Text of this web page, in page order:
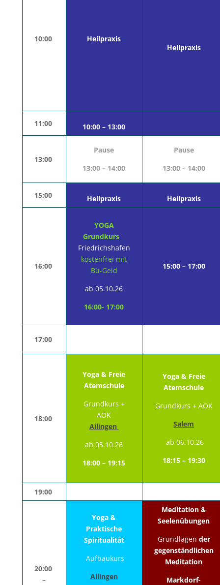
10:00
Heilpraxis
Heilpraxis
11:00 10:00 – 13:00
13:00
Pause
13:00 – 14:00
Pause
13:00 – 14:00
15:00 Heilpraxis Heilpraxis
16:00
YOGA
Grundkurs
Friedrichshafen
kostenfrei mit
Bü-Geld
ab 05.10.26
16:00- 17:00
15:00 – 17:00
17:00
18:00
Yoga & Freie
Atemschule
Grundkurs +
AOK
Ailingen
ab 05.10.26
18:00 – 19:15
Yoga & Freie
Atemschule
Grundkurs + AOK
Salem
ab 06.10.26
18:15 – 19:30
19:00
20:00
–
Yoga &
Praktische
Spiritualität
Aufbaukurs
Ailingen
Meditation &
Seelenübungen
Grundlagen der
gegenständlichen
Meditation
Markdorf-